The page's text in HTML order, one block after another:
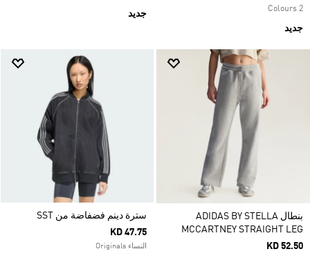
2 Colours
جديد
جديد
بنطال ADIDAS BY STELLA
MCCARTNEY STRAIGHT LEG
KD 52.50
سترة دينم فضفاضة من SST
KD 47.75
النساء Originals